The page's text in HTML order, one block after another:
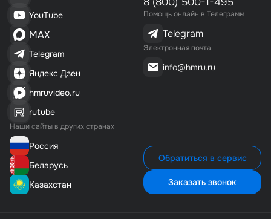
YouTube
MAX
Telegram
Яндекс Дзен
hmruvideo.ru
rutube
Наши сайты в других странах
Россия
Беларусь
Казахстан
Помощь онлайн в Телеграмм
Telegram
Электронная почта
info@hmru.ru
Обратиться в сервис
Заказать звонок